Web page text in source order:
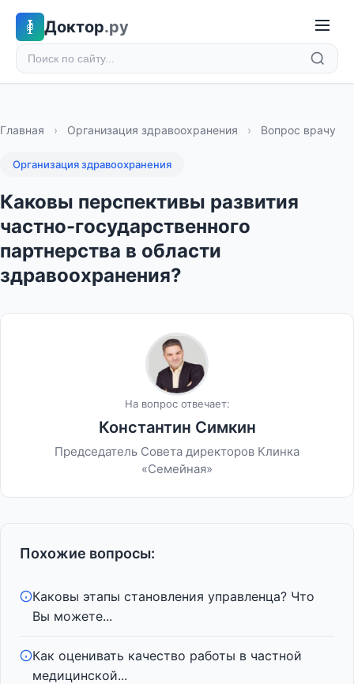
Доктор.ру
Главная › Организация здравоохранения › Вопрос врачу
Организация здравоохранения
Каковы перспективы развития
частно-государственного
партнерства в области
здравоохранения?
На вопрос отвечает:
Константин Симкин
Председатель Совета директоров Клинка
«Семейная»
Похожие вопросы:
Каковы этапы становления управленца? Что
Вы можете...
Как оценивать качество работы в частной
медицинской...